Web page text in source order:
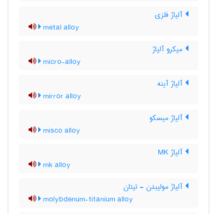
آلیاژ فلزی
metal alloy
میکرو آلیاژ
micro-alloy
آلیاژ آینه
mirror alloy
آلیاژ میسکو
misco alloy
آلیاژ MK
mk alloy
آلیاژ مولیبدن - تیتان
molybdenum-titanium alloy